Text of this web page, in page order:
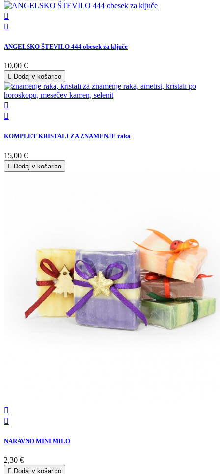


ANGELSKO ŠTEVILO 444 obesek za ključe
10,00 €
 Dodaj v košarico


KOMPLET KRISTALI ZA ZNAMENJE raka
15,00 €
 Dodaj v košarico


NARAVNO MINI MILO
2,30 €
 Dodaj v košarico